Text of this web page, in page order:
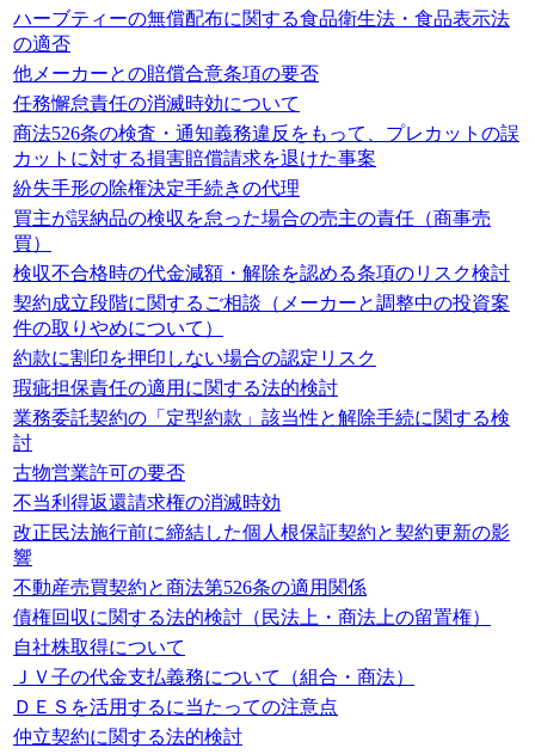
ハーブティーの無償配布に関する食品衛生法・食品表示法
の適否
他メーカーとの賠償合意条項の要否
任務懈怠責任の消滅時効について
商法526条の検査・通知義務違反をもって、プレカットの誤
カットに対する損害賠償請求を退けた事案
紛失手形の除権決定手続きの代理
買主が誤納品の検収を怠った場合の売主の責任（商事売
買）
検収不合格時の代金減額・解除を認める条項のリスク検討
契約成立段階に関するご相談（メーカーと調整中の投資案
件の取りやめについて）
約款に割印を押印しない場合の認定リスク
瑕疵担保責任の適用に関する法的検討
業務委託契約の「定型約款」該当性と解除手続に関する検
討
古物営業許可の要否
不当利得返還請求権の消滅時効
改正民法施行前に締結した個人根保証契約と契約更新の影
響
不動産売買契約と商法第526条の適用関係
債権回収に関する法的検討（民法上・商法上の留置権）
自社株取得について
ＪＶ子の代金支払義務について（組合・商法）
ＤＥＳを活用するに当たっての注意点
仲立契約に関する法的検討